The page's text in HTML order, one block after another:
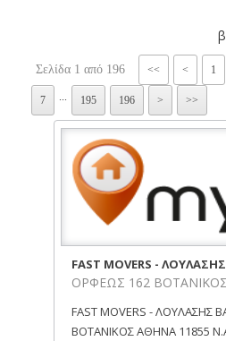
Σελίδα 1 από 196 << < 1
7 195 196 > >>
FAST MOVERS -
ΟΡΦΕΩΣ 162
FAST MOVERS - ΛΟΥΛΑΣΗΣ
ΒΟΤΑΝΙΚΟΣ ΑΘΗΝΑ 11855